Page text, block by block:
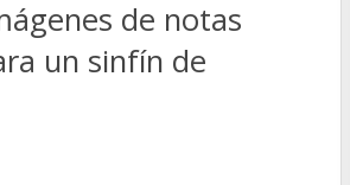
de notas
un sinfín de